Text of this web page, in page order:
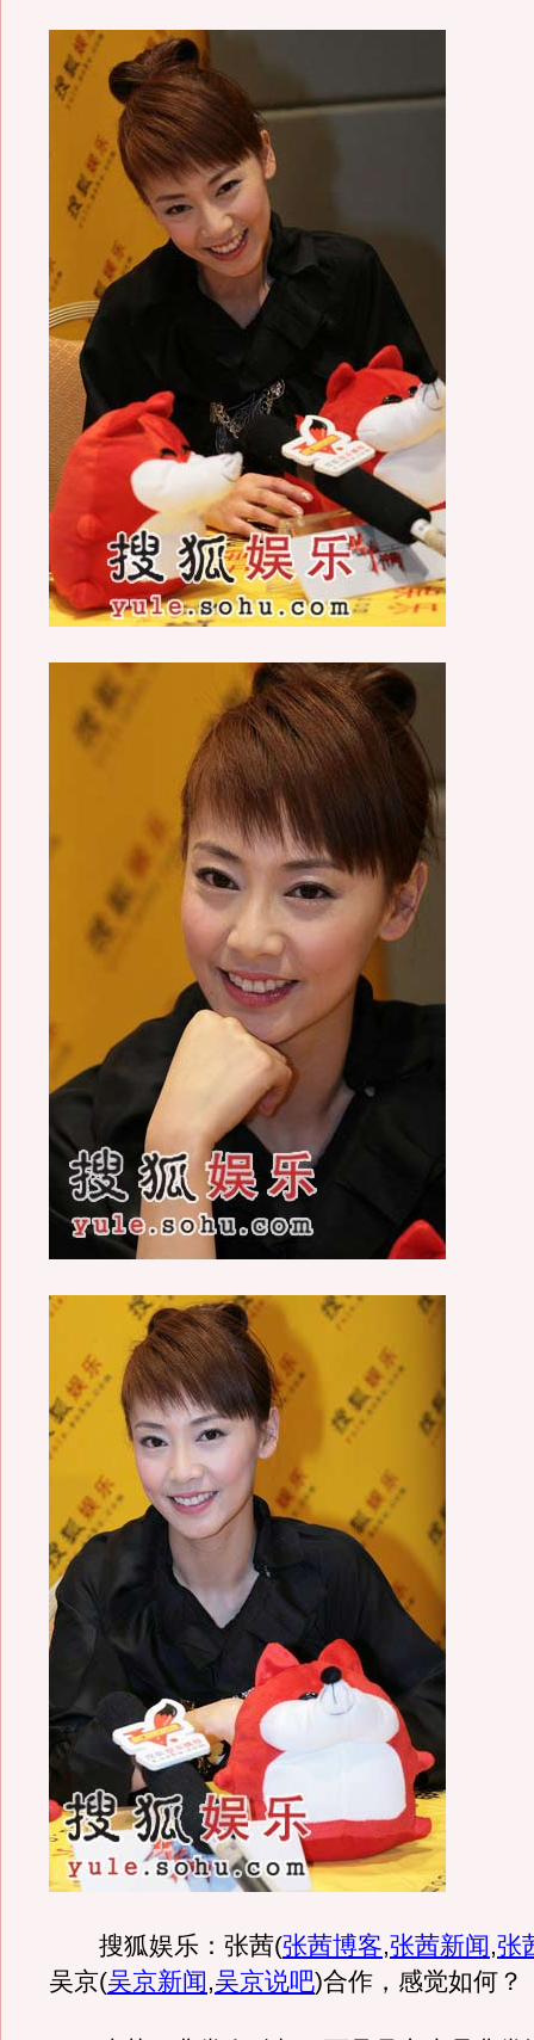
搜狐娱乐：张茜(张茜博客,张茜新闻,张
吴京(吴京新闻,吴京说吧)合作，感觉如何？